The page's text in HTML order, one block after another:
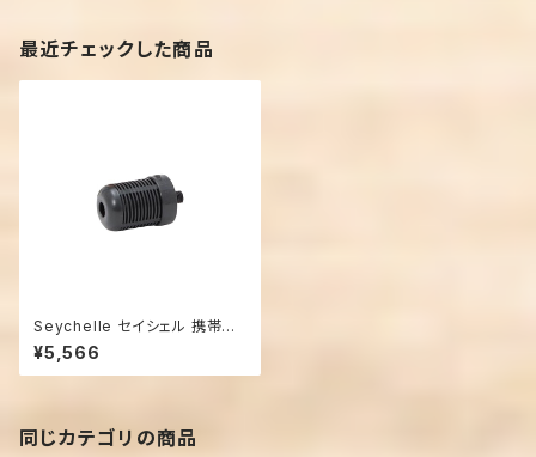
最近チェックした商品
Seychelle セイシェル 携帯浄
水ボトル PT スタンダード 交換
用 スタンダードフィルター
¥5,566
同じカテゴリの商品